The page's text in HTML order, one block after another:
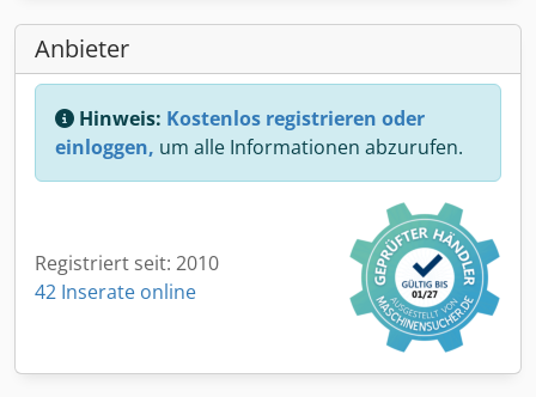
Anbieter
Hinweis: Kostenlos registrieren oder
einloggen, um alle Informationen abzurufen.
Registriert seit: 2010
42 Inserate online